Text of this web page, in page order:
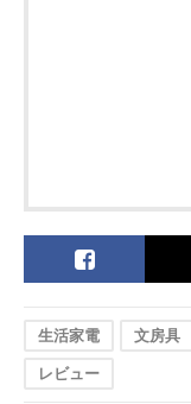
生活家電 文房具
レビュー